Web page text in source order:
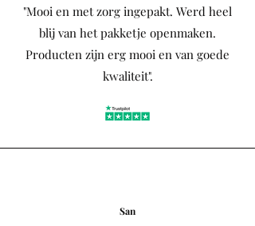
"Mooi en met zorg ingepakt. Werd heel
blij van het pakketje openmaken.
Producten zijn erg mooi en van goede
kwaliteit".
San